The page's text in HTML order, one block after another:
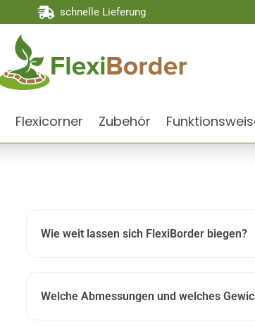
 schnelle Lieferung
Flexicorner Zubehör
Wie weit lassen sich FlexiBorder biegen?
Welche Abmessungen und welches